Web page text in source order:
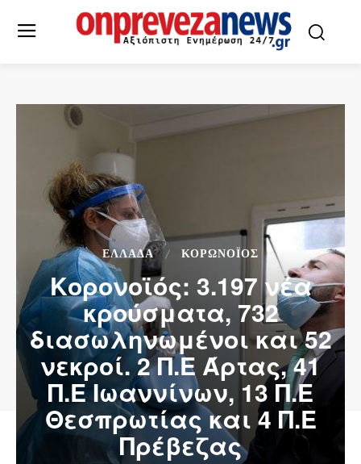
ΕΛΛΆΔΑ ΚΟΡΩΝΟΪΌΣ
Κορονοϊός: 3.197 νέα
κρούσματα, 732
διασωληνωμένοι και 52
νεκροί. 2 Π.Ε Άρτας, 41
Π.Ε Ιωαννίνων, 13 Π.Ε
Θεσπρωτίας και 4 Π.Ε
Πρέβεζας